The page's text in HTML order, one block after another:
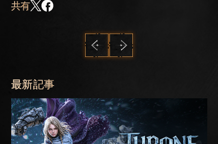
共有
最新記事